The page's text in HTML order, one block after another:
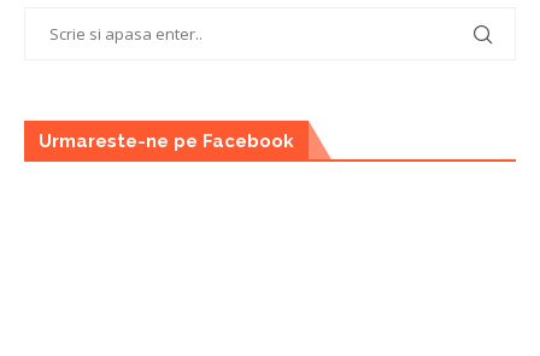
Urmareste-ne pe Facebook